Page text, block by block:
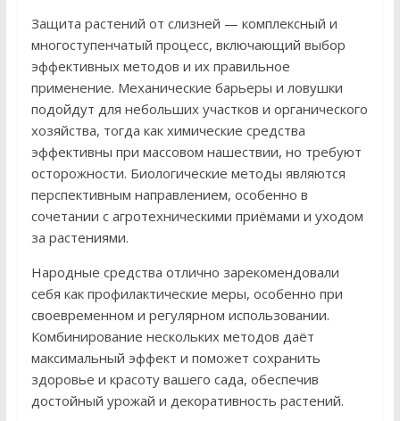
Защита растений от слизней — комплексный и
многоступенчатый процесс, включающий выбор
эффективных методов и их правильное
применение. Механические барьеры и ловушки
подойдут для небольших участков и органического
хозяйства, тогда как химические средства
эффективны при массовом нашествии, но требуют
осторожности. Биологические методы являются
перспективным направлением, особенно в
сочетании с агротехническими приёмами и уходом
за растениями.
Народные средства отлично зарекомендовали
себя как профилактические меры, особенно при
своевременном и регулярном использовании.
Комбинирование нескольких методов даёт
максимальный эффект и поможет сохранить
здоровье и красоту вашего сада, обеспечив
достойный урожай и декоративность растений.